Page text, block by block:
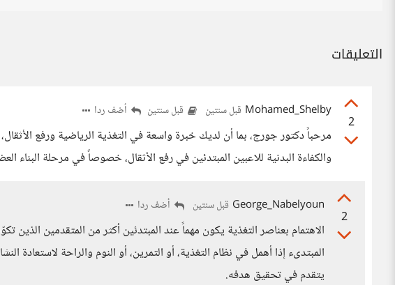
التعليقات
2
Mohamed_Shelby قبل سنتين قبل سنتين أضف ردا
مرحباً دكتور جورج، بما أن لديك خبرة واسعة في التغذية الرياضية ورفع
والكفاءة البدنية للاعبين المبتدئين في رفع الأثقال، خصوصاً في مرحلة البناء
2
George_Nabelyoun قبل سنتين أضف ردا
الاهتمام بعناصر التغذية يكون مهماً عند المبتدئين أكثر من المتقدمين الذين
المبتدىء إذا أهمل في نظام التغذية، أو التمرين، أو النوم والراحة لاستعادة
يتقدم في تحقيق هدفه.